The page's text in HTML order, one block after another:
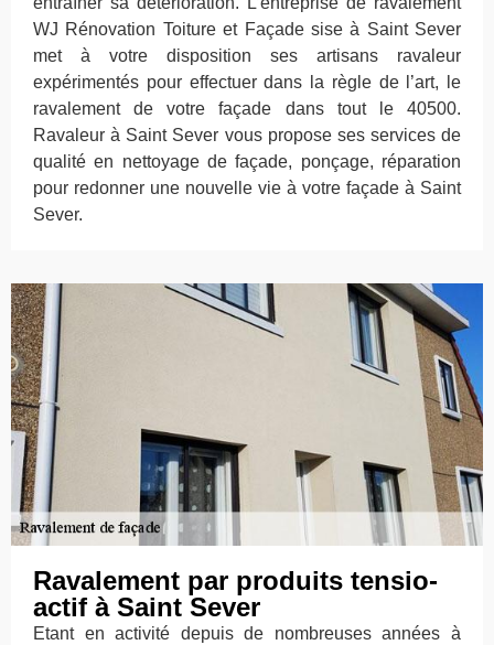
WJ Rénovation Toiture et Façade sise à Saint Sever
met à votre disposition ses artisans ravaleur
expérimentés pour effectuer dans la règle de l’art, le
ravalement de votre façade dans tout le 40500.
Ravaleur à Saint Sever vous propose ses services de
qualité en nettoyage de façade, ponçage, réparation
pour redonner une nouvelle vie à votre façade à Saint
Sever.
Ravalement par produits tensio-
actif à Saint Sever
Etant en activité depuis de nombreuses années à